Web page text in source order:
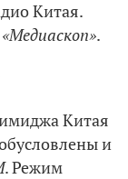
Китая.
.
Китая
и
. Режим